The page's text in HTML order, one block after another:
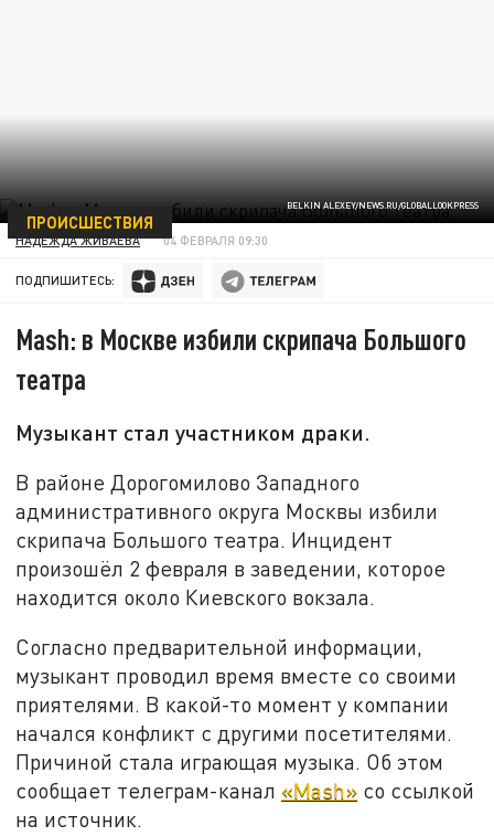
BELKIN ALEXEY/NEWS.RU/GLOBALLOOKPRESS
ПРОИСШЕСТВИЯ
НАДЕЖДА ЖИВАЕВА 04 ФЕВРАЛЯ 09:30
ПОДПИШИТЕСЬ:
Mash: в Москве избили скрипача Большого
театра
Музыкант стал участником драки.
В районе Дорогомилово Западного
административного округа Москвы избили
скрипача Большого театра. Инцидент
произошёл 2 февраля в заведении, которое
находится около Киевского вокзала.
Согласно предварительной информации,
музыкант проводил время вместе со своими
приятелями. В какой-то момент у компании
начался конфликт с другими посетителями.
Причиной стала играющая музыка. Об этом
сообщает телеграм-канал «Mash» со ссылкой
на источник.